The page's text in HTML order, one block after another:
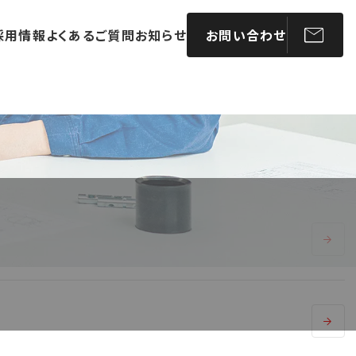
用情報よくあるご質問お知らせ お問い合わせ